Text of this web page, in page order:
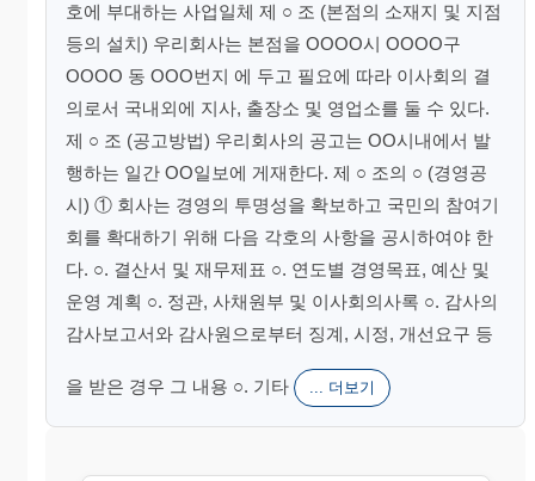
호에 부대하는 사업일체 제 ○ 조 (본점의 소재지 및 지점
등의 설치) 우리회사는 본점을 OOOO시 OOOO구
OOOO 동 OOO번지 에 두고 필요에 따라 이사회의 결
의로서 국내외에 지사, 출장소 및 영업소를 둘 수 있다.
제 ○ 조 (공고방법) 우리회사의 공고는 OO시내에서 발
행하는 일간 OO일보에 게재한다. 제 ○ 조의 ○ (경영공
시) ① 회사는 경영의 투명성을 확보하고 국민의 참여기
회를 확대하기 위해 다음 각호의 사항을 공시하여야 한
다. ○. 결산서 및 재무제표 ○. 연도별 경영목표, 예산 및
운영 계획 ○. 정관, 사채원부 및 이사회의사록 ○. 감사의
감사보고서와 감사원으로부터 징계, 시정, 개선요구 등
을 받은 경우 그 내용 ○. 기타 ... 더보기